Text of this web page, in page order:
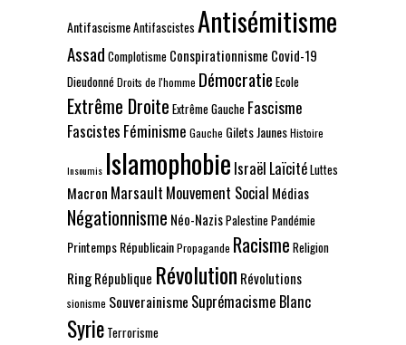
AntifascismeAntifascistes Antisémitisme
Assad Complotisme Conspirationnisme Covid-19
DieudonnéDroits de l'homme Démocratie Ecole
Extrême Droite Extrême Gauche Fascisme
Fascistes Féminisme Gauche Gilets JaunesHistoire
Insoumis Islamophobie Israël LaïcitéLuttes
Macron Marsault Mouvement Social Médias
Négationnisme Néo-NazisPalestinePandémie
Printemps RépublicainPropagande Racisme Religion
RingRépublique Révolution Révolutions
sionisme Souverainisme Suprémacisme Blanc
Syrie Terrorisme